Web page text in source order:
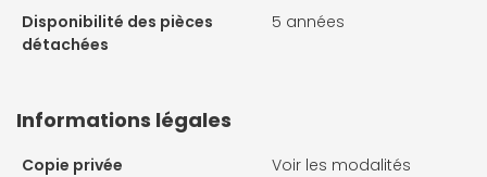
Disponibilité des pièces
détachées
5 années
Informations légales
Copie privée Voir les modalités